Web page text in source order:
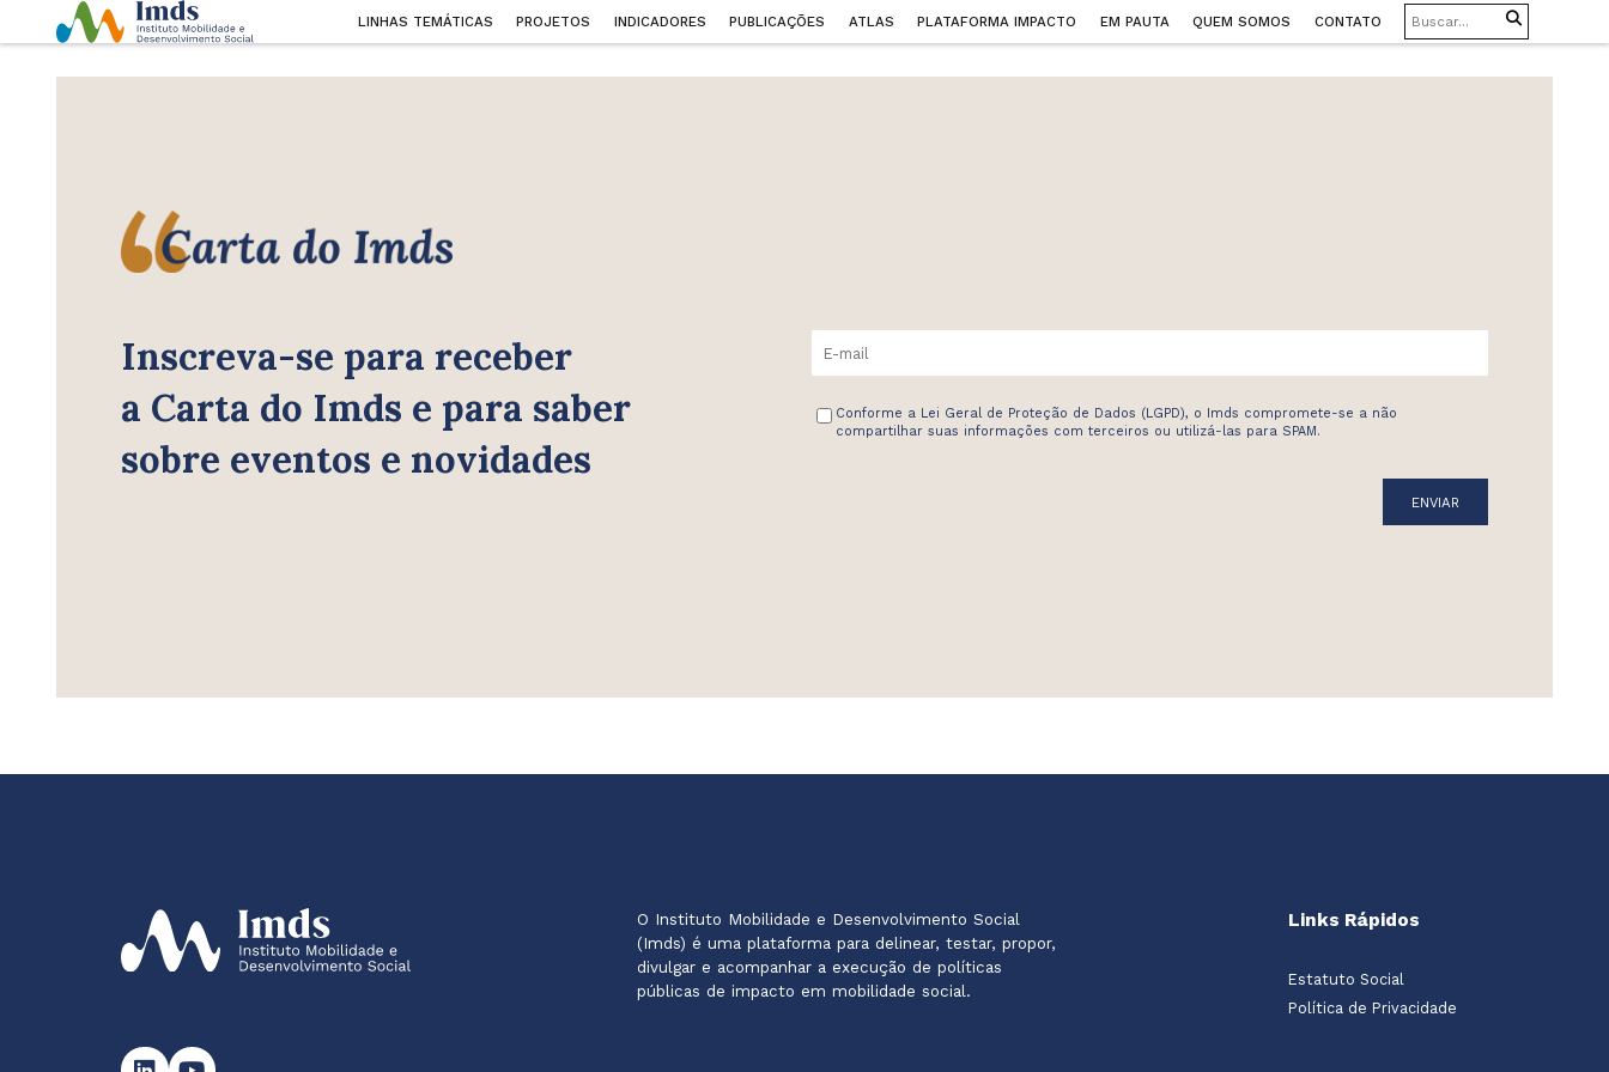
LINHAS TEMÁTICAS PROJETOS INDICADORES PUBLICAÇÕES ATLAS PLATAFORMA IMPACTO EM PAUTA QUEM SOMOS CONTATO
Inscreva-se para receber
a Carta do Imds e para saber
sobre eventos e novidades
Conforme a Lei Geral de Proteção de Dados (LGPD), o Imds compromete-se a não
compartilhar suas informações com terceiros ou utilizá-las para SPAM.
O Instituto Mobilidade e Desenvolvimento Social
(Imds) é uma plataforma para delinear, testar, propor,
divulgar e acompanhar a execução de políticas
públicas de impacto em mobilidade social.
Links Rápidos
Estatuto Social
Política de Privacidade